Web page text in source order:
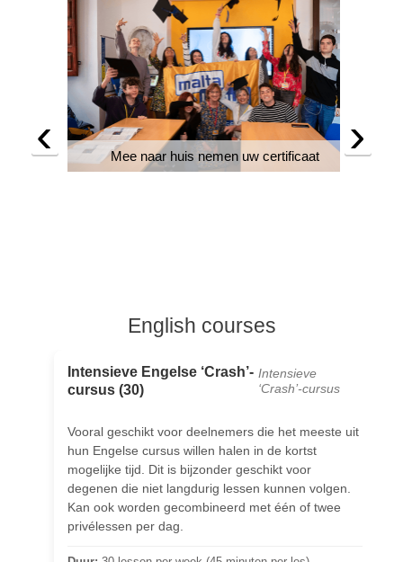
Mee naar huis nemen uw certificaat
‹ ›
English courses
Intensieve Engelse ‘Crash’-
cursus (30)
Intensieve
‘Crash’-cursus
Vooral geschikt voor deelnemers die het meeste uit
hun Engelse cursus willen halen in de kortst
mogelijke tijd. Dit is bijzonder geschikt voor
degenen die niet langdurig lessen kunnen volgen.
Kan ook worden gecombineerd met één of twee
privélessen per dag.